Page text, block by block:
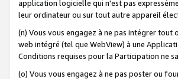
application logicielle qui n'est pas
leur ordinateur ou sur tout autre appareil
(n) Vous vous engagez à ne pas intégrer tout
web intégré (tel que WebView) à une
Conditions requises pour la Participation ne
(o) Vous vous engagez à ne pas poster ou